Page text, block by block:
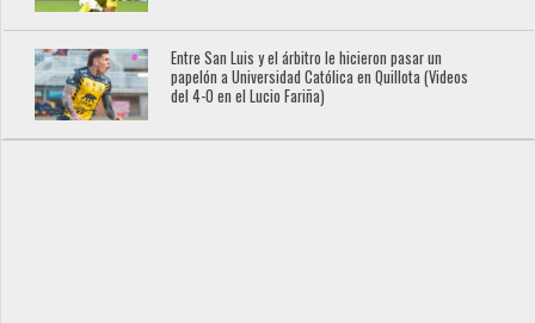
Entre San Luis y el árbitro le hicieron pasar un
papelón a Universidad Católica en Quillota (Videos
del 4-0 en el Lucio Fariña)